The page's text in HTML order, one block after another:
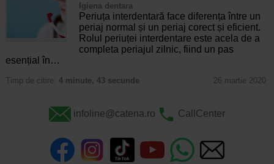
Igiena dentara
Periuța interdentară face diferența între un
periaj normal și un periaj corect și eficient.
Rolul periuței interdentare este acela de a
completa periajul zilnic, fiind un pas
esențial în…
Timp de citire: 4 minute, 43 secunde 26 martie 2020
infoline@catena.ro CallCenter